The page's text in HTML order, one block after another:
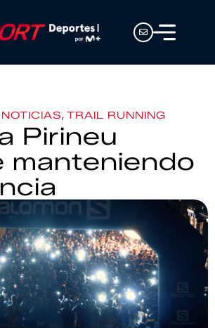
NOTICIAS, TRAIL RUNNING
Pirineu
manteniendo